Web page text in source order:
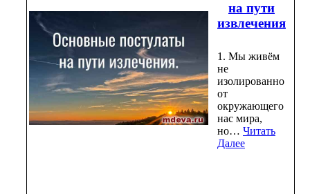
на пути
извлечения
1. Мы живём
не
изолированно
от
окружающего
нас мира,
но… Читать
Далее